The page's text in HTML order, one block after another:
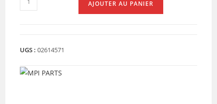
de
OVETTO
NEO'S
AJOUTER AU PANIER
UGS :02614571